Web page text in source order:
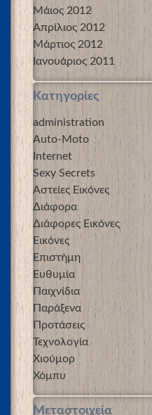
Μάιος 2012
Απρίλιος 2012
Μάρτιος 2012
Ιανουάριος 2011
Kατηγορίες
administration
Auto-Moto
Internet
Sexy Secrets
Αστείες Εικόνες
Διάφορα
Διάφορες Εικόνες
Εικόνες
Επιστήμη
Ευθυμία
Παιχνίδια
Παράξενα
Προτάσεις
Τεχνολογία
Χιούμορ
Χόμπυ
Μεταστοιχεία